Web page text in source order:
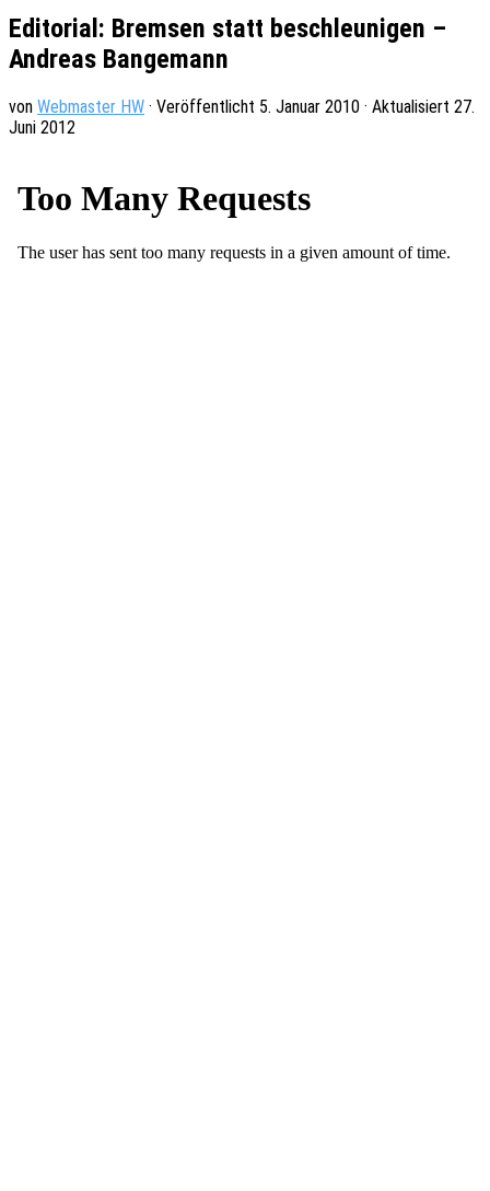
Editorial: Bremsen statt beschleunigen –
Andreas Bangemann
von Webmaster HW · Veröffentlicht 5. Januar 2010 · Aktualisiert 27.
Juni 2012